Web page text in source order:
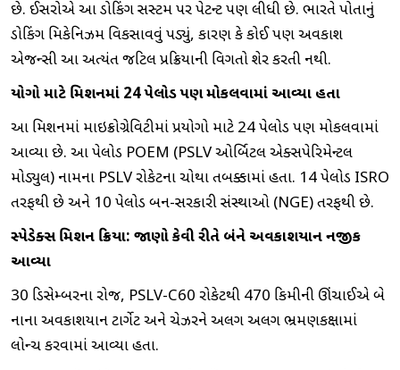
છે. ઈસરોએ આ ડોકિંગ સિસ્ટમ પર પેટન્ટ પણ લીધી છે. ભારતે પોતાનું
ડોકિંગ મિકેનિઝમ વિકસાવવું પડ્યું, કારણ કે કોઈ પણ અવકાશ
એજન્સી આ અત્યંત જટિલ પ્રક્રિયાની વિગતો શેર કરતી નથી.
પ્રયોગો માટે મિશનમાં 24 પેલોડ પણ મોકલવામાં આવ્યા હતા
આ મિશનમાં માઇક્રોગ્રેવિટીમાં પ્રયોગો માટે 24 પેલોડ પણ મોકલવામાં
આવ્યા છે. આ પેલોડ POEM (PSLV ઓર્બિટલ એક્સપેરિમેન્ટલ
મોડ્યુલ) નામના PSLV રોકેટના ચોથા તબક્કામાં હતા. 14 પેલોડ ISRO
તરફથી છે અને 10 પેલોડ બિન-સરકારી સંસ્થાઓ (NGE) તરફથી છે.
સ્પેડેક્સ મિશન પ્રક્રિયા: જાણો કેવી રીતે બંને અવકાશયાન નજીક
આવ્યા
30 ડિસેમ્બરના રોજ, PSLV-C60 રોકેટથી 470 કિમીની ઊંચાઈએ બે
નાના અવકાશયાન ટાર્ગેટ અને ચેઝરને અલગ અલગ ભ્રમણકક્ષામાં
લોન્ચ કરવામાં આવ્યા હતા.